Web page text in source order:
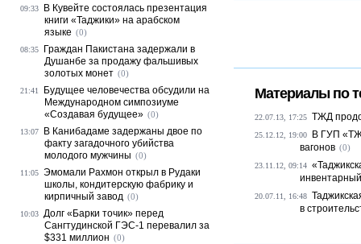
Материалы по
22.07.13, 17:25 ТЖД
25.12.12, 19:00
В ГУП
вагонов (0)
23.11.12, 09:14
20.07.11, 16:48
в
09:33
В Кувейте состоялась презентация
книги «Таджики» на арабском
языке (0)
08:35
Граждан Пакистана задержали в
Душанбе за продажу фальшивых
золотых монет (0)
21:41
Будущее человечества обсудили на
Международном симпозиуме
«Создавая будущее» (0)
13:07
В Канибадаме задержаны двое по
факту загадочного убийства
молодого мужчины (0)
11:05 Эмомали Рахмон открыл в Рудаки
школы, кондитерскую фабрику и
кирпичный завод (0)
10:03 Долг «Барки точик» перед
Сангтудинской ГЭС-1 перевалил за
$331 миллион (0)